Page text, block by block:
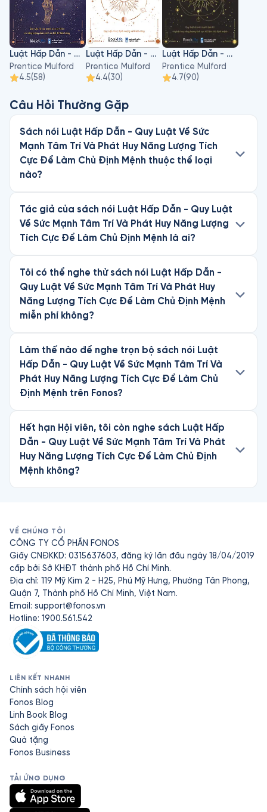
Luật Hấp Dẫn - Quy Luật Về Sức Mạnh Của Linh Hồn Và Năng Lượng Chữa Lành Cơ Thể Từ Bên Trong
Prentice Mulford
4.5(58)
Luật Hấp Dẫn - Quy Luật Về Sự Thịnh Vượng Và Thành Công
Prentice Mulford
4.4(30)
Luật Hấp Dẫn - Quy Luật Về Sức Mạnh Tâm Trí Và Phát Huy Năng Lượng Tích Cực Để Làm Chủ Định Mệnh
Prentice Mulford
4.7(90)
Câu Hỏi Thường Gặp
Sách nói Luật Hấp Dẫn - Quy Luật Về Sức
Mạnh Tâm Trí Và Phát Huy Năng Lượng Tích
Cực Để Làm Chủ Định Mệnh thuộc thể loại
nào?
Tác giả của sách nói Luật Hấp Dẫn - Quy Luật
Về Sức Mạnh Tâm Trí Và Phát Huy Năng Lượng
Tích Cực Để Làm Chủ Định Mệnh là ai?
Tôi có thể nghe thử sách nói Luật Hấp Dẫn -
Quy Luật Về Sức Mạnh Tâm Trí Và Phát Huy
Năng Lượng Tích Cực Để Làm Chủ Định Mệnh
miễn phí không?
Làm thế nào để nghe trọn bộ sách nói Luật
Hấp Dẫn - Quy Luật Về Sức Mạnh Tâm Trí Và
Phát Huy Năng Lượng Tích Cực Để Làm Chủ
Định Mệnh trên Fonos?
Hết hạn Hội viên, tôi còn nghe sách Luật Hấp
Dẫn - Quy Luật Về Sức Mạnh Tâm Trí Và Phát
Huy Năng Lượng Tích Cực Để Làm Chủ Định
Mệnh không?
VỀ CHÚNG TÔI
CÔNG TY CỔ PHẦN FONOS
Giấy CNĐKKD: 0315637603, đăng ký lần đầu ngày 18/04/2019
cấp bởi Sở KHĐT thành phố Hồ Chí Minh.
Địa chỉ: 119 Mỹ Kim 2 - H25, Phú Mỹ Hưng, Phường Tân Phong,
Quận 7, Thành phố Hồ Chí Minh, Việt Nam.
Email: support@fonos.vn
Hotline: 1900.561.542
LIÊN KẾT NHANH
Chính sách hội viên
Fonos Blog
Linh Book Blog
Sách giấy Fonos
Quà tặng
Fonos Business
TẢI ỨNG DỤNG